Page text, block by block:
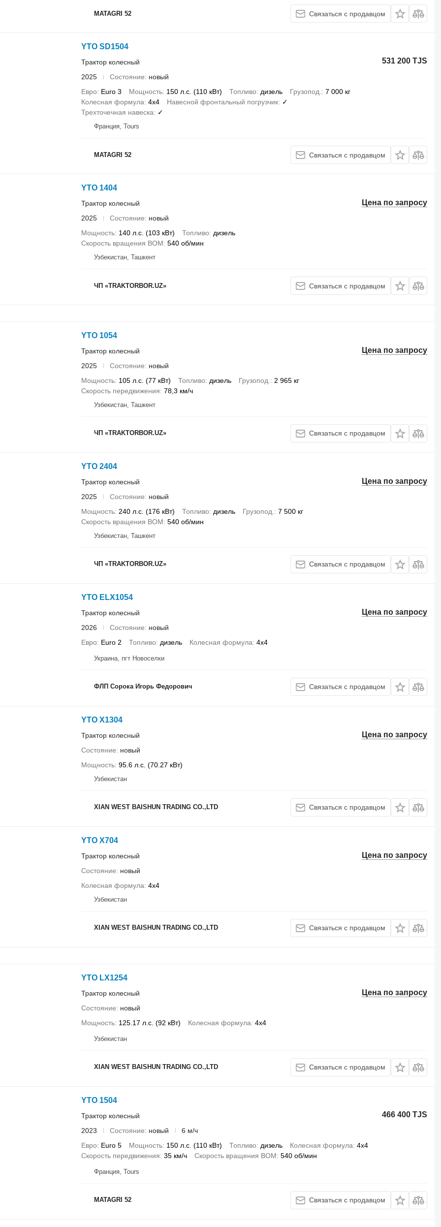
MATAGRI 52 Связаться с продавцом
YTO SD1504
531 200 TJS
Трактор колесный
2025
Состояние
новый
Евро
Euro 3 Мощность 150 л.с. (110 кВт) Топливо дизель Грузопод.
7 000 кг
Колесная формула 4x4 Навесной фронтальный погрузчик
✓
Трехточечная навеска
✓
Франция, Tours
MATAGRI 52 Связаться с продавцом
YTO 1404
Цена по запросу
Трактор колесный
2025
Состояние
новый
Мощность 140 л.с. (103 кВт) Топливо
дизель
Скорость вращения ВОМ 540 об/мин
Узбекистан, Ташкент
ЧП «TRAKTORBOR.UZ» Связаться с продавцом
YTO 1054
Цена по запросу
Трактор колесный
2025
Состояние
новый
Мощность 105 л.с. (77 кВт) Топливо дизель Грузопод.
2 965 кг
Скорость передвижения 78,3 км/ч
Узбекистан, Ташкент
ЧП «TRAKTORBOR.UZ» Связаться с продавцом
YTO 2404
Цена по запросу
Трактор колесный
2025
Состояние
новый
Мощность 240 л.с. (176 кВт) Топливо дизель Грузопод.
7 500 кг
Скорость вращения ВОМ 540 об/мин
Узбекистан, Ташкент
ЧП «TRAKTORBOR.UZ» Связаться с продавцом
YTO ELX1054
Цена по запросу
Трактор колесный
2026
Состояние
новый
Евро
Euro 2 Топливо дизель Колесная формула 4x4
Украина, пгт Новоселки
ФЛП Сорока Игорь Федорович Связаться с продавцом
YTO X1304
Цена по запросу
Трактор колесный
Состояние
новый
Мощность 95.6 л.с. (70.27 кВт)
Узбекистан
XIAN WEST BAISHUN TRADING CO.,LTD Связаться с продавцом
YTO X704
Цена по запросу
Трактор колесный
Состояние
новый
Колесная формула 4x4
Узбекистан
XIAN WEST BAISHUN TRADING CO.,LTD Связаться с продавцом
YTO LX1254
Цена по запросу
Трактор колесный
Состояние
новый
Мощность 125.17 л.с. (92 кВт) Колесная формула 4x4
Узбекистан
XIAN WEST BAISHUN TRADING CO.,LTD Связаться с продавцом
YTO 1504
466 400 TJS
Трактор колесный
2023
Состояние новый
6 м/ч
Евро
Euro 5 Мощность 150 л.с. (110 кВт) Топливо дизель Колесная формула 4x4
Скорость передвижения 35 км/ч Скорость вращения ВОМ 540 об/мин
Франция, Tours
MATAGRI 52 Связаться с продавцом